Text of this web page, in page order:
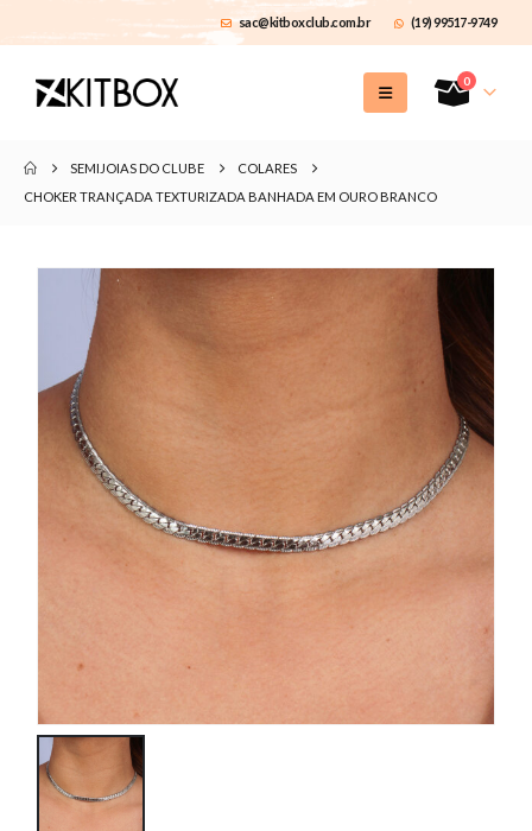
sac@kitboxclub.com.br (19) 99517-9749
0
SEMIJOIAS DO CLUBE
COLARES
CHOKER TRANÇADA TEXTURIZADA BANHADA EM OURO BRANCO